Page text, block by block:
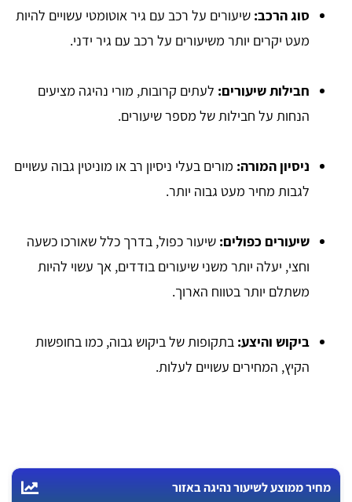
סוג הרכב: שיעורים על רכב עם גיר אוטומטי עשויים להיות
מעט יקרים יותר משיעורים על רכב עם גיר ידני.
חבילות שיעורים: לעתים קרובות, מורי נהיגה מציעים
הנחות על חבילות של מספר שיעורים.
ניסיון המורה: מורים בעלי ניסיון רב או מוניטין גבוה עשויים
לגבות מחיר מעט גבוה יותר.
שיעורים כפולים: שיעור כפול, בדרך כלל שאורכו כשעה
וחצי, יעלה יותר משני שיעורים בודדים, אך עשוי להיות
משתלם יותר בטווח הארוך.
ביקוש והיצע: בתקופות של ביקוש גבוה, כמו בחופשות
הקיץ, המחירים עשויים לעלות.
מחיר ממוצע לשיעור נהיגה באזור